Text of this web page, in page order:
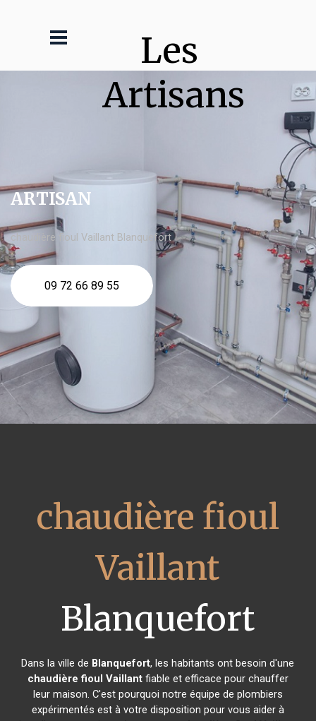
Les
Artisans
ARTISAN
chaudière fioul Vaillant Blanquefort
09 72 66 89 55
chaudière fioul
Vaillant
Blanquefort
Dans la ville de Blanquefort, les habitants ont besoin d'une
chaudière fioul Vaillantfiable et efficace pour chauffer
leur maison. C'est pourquoi notre équipe de plombiers
expérimentés est à votre disposition pour vous aider à